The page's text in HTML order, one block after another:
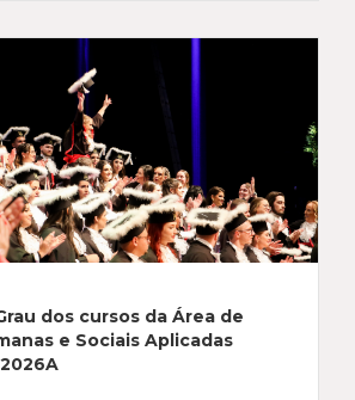
dos cursos da Área de
e Sociais Aplicadas